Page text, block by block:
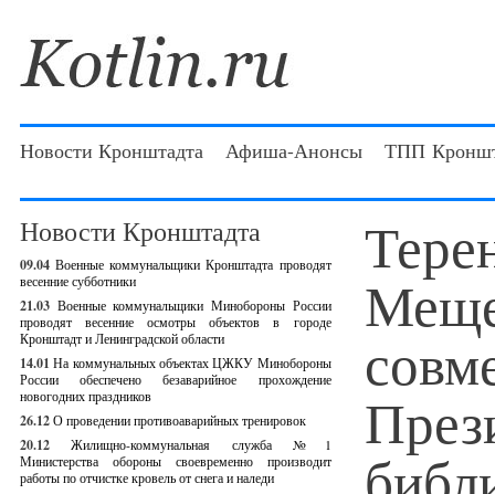
Новости Кронштадта Афиша-Анонсы ТПП
Новости Кронштадта
09.04 Военные коммунальщики Кронштадта проводят
весенние субботники
21.03 Военные коммунальщики Минобороны России
проводят весенние осмотры объектов в городе
Кронштадт и Ленинградской области
14.01 На коммунальных объектах ЦЖКУ Минобороны
России обеспечено безаварийное прохождение
новогодних праздников
26.12О проведении противоаварийных тренировок
20.12
Жилищно-коммунальная служба №1
Министерства обороны своевременно производит
работы по отчистке кровель от снега и наледи